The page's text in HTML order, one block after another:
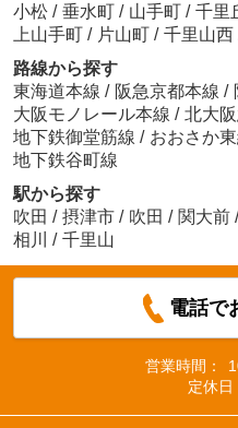
小松 / 垂水町 / 山手町 / 千里
上山手町 / 片山町 / 千里山西
路線から探す
東海道本線 / 阪急京都本線 /
大阪モノレール本線 / 北大
地下鉄御堂筋線 / おおさか
地下鉄谷町線
駅から探す
吹田 / 摂津市 / 吹田 / 関大前 /
相川
/ 千里山
電話で
営業時間：
定休日